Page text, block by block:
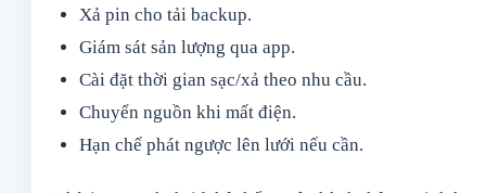
Xả pin cho tải backup.
Giám sát sản lượng qua app.
Cài đặt thời gian sạc/xả theo nhu cầu.
Chuyển nguồn khi mất điện.
Hạn chế phát ngược lên lưới nếu cần.